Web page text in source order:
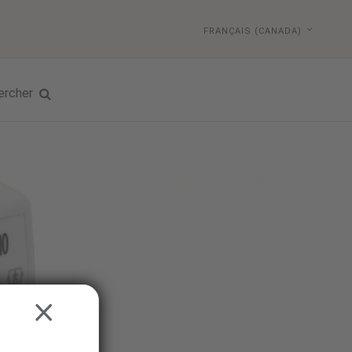
FRANÇAIS (CANADA)
CLOSE